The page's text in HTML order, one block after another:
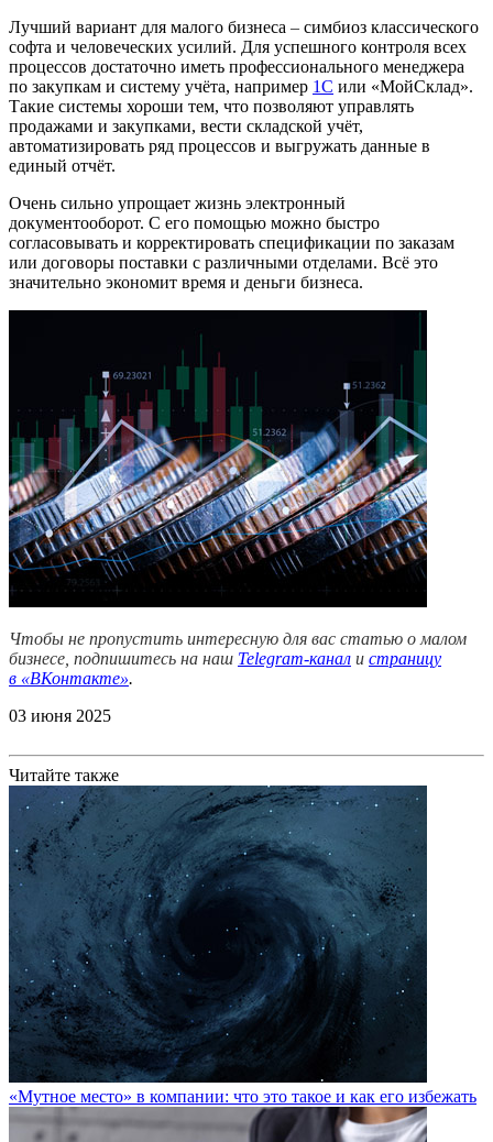
Лучший вариант для малого бизнеса – симбиоз классического
софта и человеческих усилий. Для успешного контроля всех
процессов достаточно иметь профессионального менеджера
по закупкам и систему учёта, например 1С или «МойСклад».
Такие системы хороши тем, что позволяют управлять
продажами и закупками, вести складской учёт,
автоматизировать ряд процессов и выгружать данные в
единый отчёт.
Очень сильно упрощает жизнь электронный
документооборот. С его помощью можно быстро
согласовывать и корректировать спецификации по заказам
или договоры поставки с различными отделами. Всё это
значительно экономит время и деньги бизнеса.
Чтобы не пропустить интересную для вас статью о малом
бизнесе, подпишитесь на наш Telegram-канал и страницу
в «ВКонтакте».
03 июня 2025
Читайте также
«Мутное место» в компании: что это такое и как его избежать